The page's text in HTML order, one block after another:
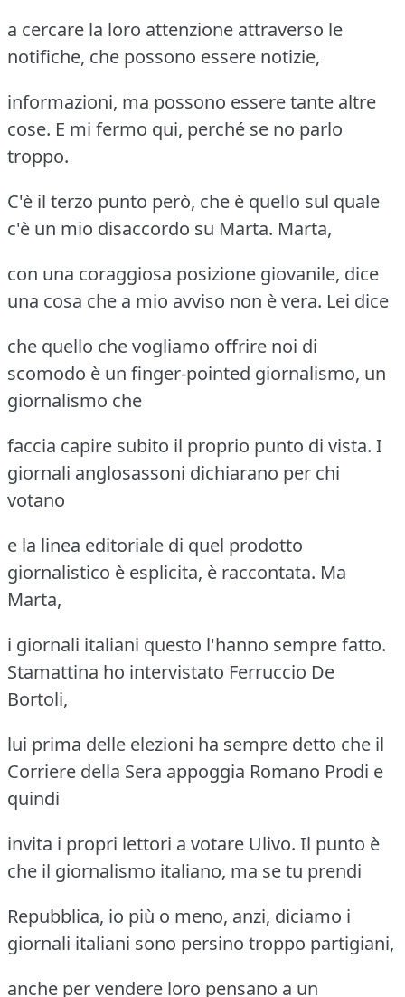
a cercare la loro attenzione attraverso le
notifiche, che possono essere notizie,
informazioni, ma possono essere tante altre
cose. E mi fermo qui, perché se no parlo
troppo.
C'è il terzo punto però, che è quello sul quale
c'è un mio disaccordo su Marta. Marta,
con una coraggiosa posizione giovanile, dice
una cosa che a mio avviso non è vera. Lei dice
che quello che vogliamo offrire noi di
scomodo è un finger-pointed giornalismo, un
giornalismo che
faccia capire subito il proprio punto di vista. I
giornali anglosassoni dichiarano per chi
votano
e la linea editoriale di quel prodotto
giornalistico è esplicita, è raccontata. Ma
Marta,
i giornali italiani questo l'hanno sempre fatto.
Stamattina ho intervistato Ferruccio De
Bortoli,
lui prima delle elezioni ha sempre detto che il
Corriere della Sera appoggia Romano Prodi e
quindi
invita i propri lettori a votare Ulivo. Il punto è
che il giornalismo italiano, ma se tu prendi
Repubblica, io più o meno, anzi, diciamo i
giornali italiani sono persino troppo partigiani,
anche per vendere loro pensano a un